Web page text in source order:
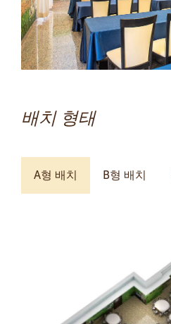
배치 형태
A형 배치 B형 배치